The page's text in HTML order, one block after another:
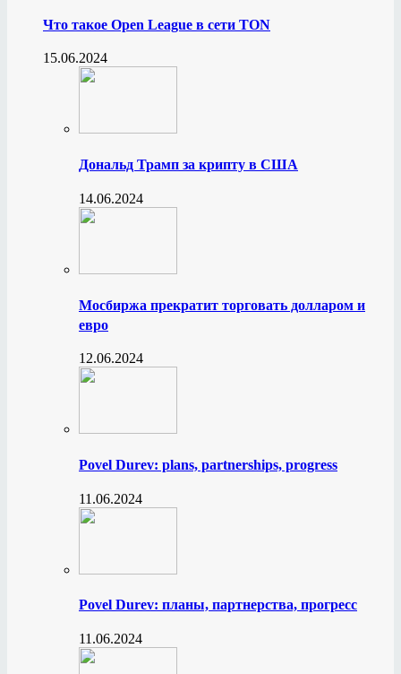
Что такое Open League в сети TON
15.06.2024
Дональд Трамп за крипту в США
14.06.2024
Мосбиржа прекратит торговать долларом и
евро
12.06.2024
Povel Durev: plans, partnerships, progress
11.06.2024
Povel Durev: планы, партнерства, прогресс
11.06.2024